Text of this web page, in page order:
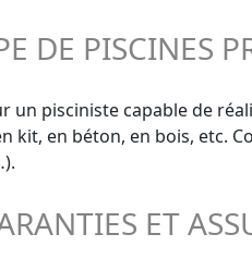
DE PISCINES
un pisciniste capable de
kit, en béton, en bois, etc.
ET